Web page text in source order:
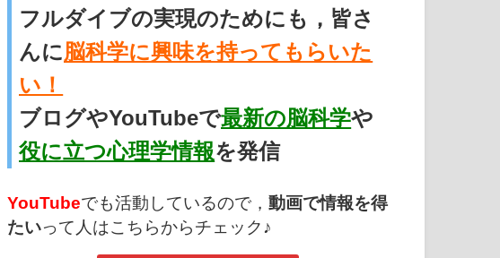
フルダイブの実現のためにも，皆さ
んに脳科学に興味を持ってもらいた
い！
ブログやYouTubeで最新の脳科学や
役に立つ心理学情報を発信
YouTubeでも活動しているので， 動画で情報を得
たいって人はこちらからチェック♪